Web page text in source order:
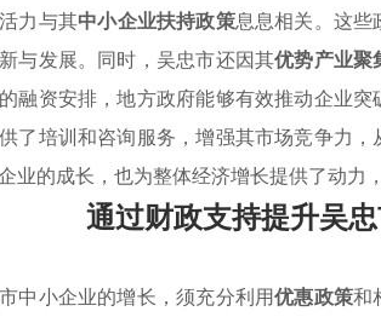
力与其中小企业扶持政策息息相关。这些
与发展。同时，吴忠市还因其优势产业聚
融资安排，地方政府能够有效推动企业
了培训和咨询服务，增强其市场竞争力
业的成长，也为整体经济增长提供了动力
通过财政支持提升吴
中小企业的增长，须充分利用优惠政策和